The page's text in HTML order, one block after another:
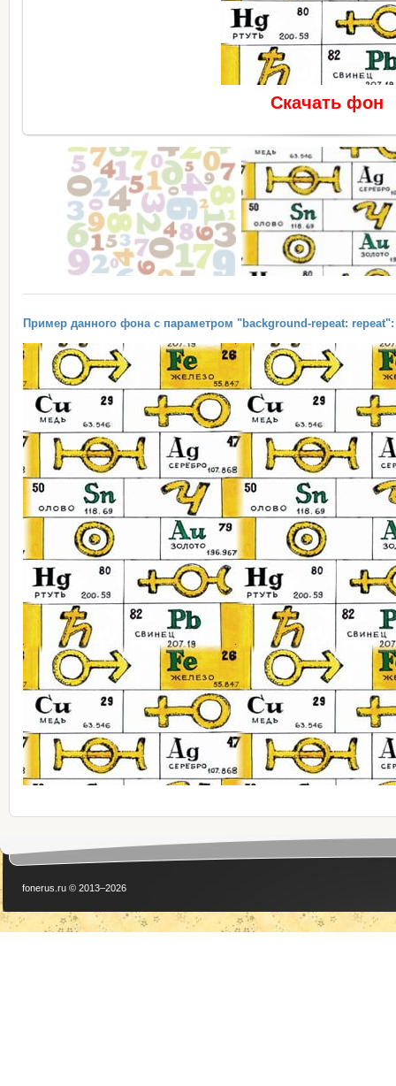
Скачать фон
Пример данного фона с параметром "background-repeat: repeat":
fonerus.ru © 2013–2026